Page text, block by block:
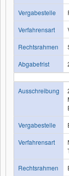
Vergabestelle
Verfahrensart
Rechtsrahmen
Abgabefrist
Ausschreibung
Vergabestelle
Verfahrensart
Rechtsrahmen